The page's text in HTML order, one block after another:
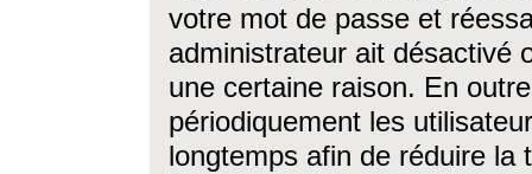
votre mot de passe et
administrateur ait désactivé
une certaine raison. En
périodiquement les
longtemps afin de réduire la